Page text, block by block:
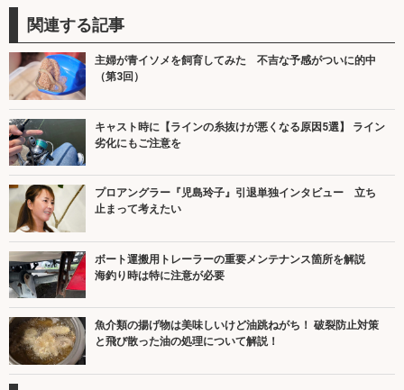
関連する記事
主婦が青イソメを飼育してみた 不吉な予感がついに的中
（第3回）
キャスト時に【ラインの糸抜けが悪くなる原因5選】 ライン
劣化にもご注意を
プロアングラー『児島玲子』引退単独インタビュー 立ち
止まって考えたい
ボート運搬用トレーラーの重要メンテナンス箇所を解説
海釣り時は特に注意が必要
魚介類の揚げ物は美味しいけど油跳ねがち！ 破裂防止対策
と飛び散った油の処理について解説！